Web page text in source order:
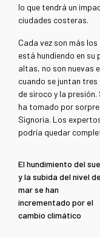
lo que tendrá un
ciudades costeras.
Cada vez son más
está hundiendo en su
altas, no son nuevas
cuando se juntan
de siroco y la
ha tomado por
Signoria. Los
podría quedar
El hundimiento del
y la subida del nivel
mar se han
incrementado por el
cambio climático